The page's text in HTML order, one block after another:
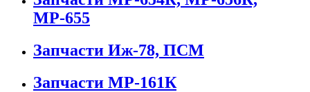
МР-655
Запчасти Иж-78, ПСМ
Запчасти МР-161К